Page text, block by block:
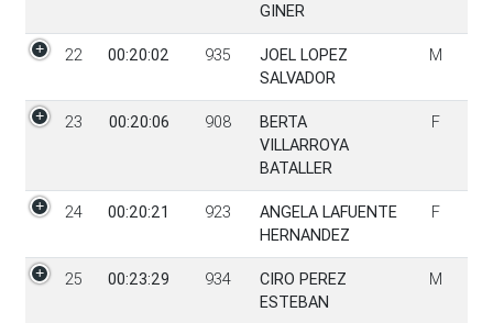
GINER
22 00:20:02 935
JOEL LOPEZ
SALVADOR
M
23 00:20:06 908
BERTA
VILLARROYA
BATALLER
F
24 00:20:21 923
ANGELA LAFUENTE
HERNANDEZ
F
25 00:23:29 934
CIRO PEREZ
ESTEBAN
M